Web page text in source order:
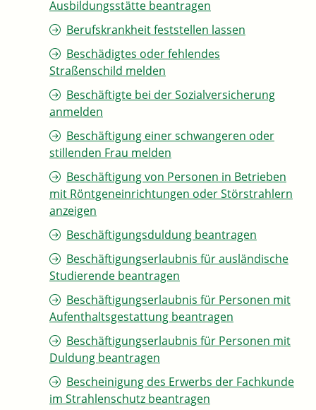
Ausbildungsstätte beantragen
Berufskrankheit feststellen lassen
Beschädigtes oder fehlendes
Straßenschild melden
Beschäftigte bei der Sozialversicherung
anmelden
Beschäftigung einer schwangeren oder
stillenden Frau melden
Beschäftigung von Personen in Betrieben
mit Röntgeneinrichtungen oder Störstrahlern
anzeigen
Beschäftigungsduldung beantragen
Beschäftigungserlaubnis für ausländische
Studierende beantragen
Beschäftigungserlaubnis für Personen mit
Aufenthaltsgestattung beantragen
Beschäftigungserlaubnis für Personen mit
Duldung beantragen
Bescheinigung des Erwerbs der Fachkunde
im Strahlenschutz beantragen